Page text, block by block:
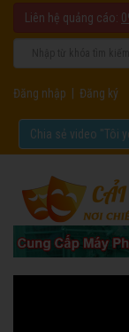
Liên hệ quảng cáo:
Đăng nhập Đăng ký
Chia sẻ video "Tôi